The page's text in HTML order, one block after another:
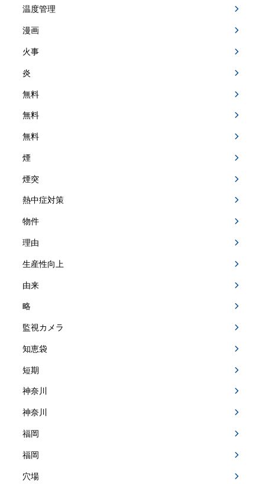
温度管理
漫画
火事
炎
無料
無料
無料
煙
煙突
熱中症対策
物件
理由
生産性向上
由来
略
監視カメラ
知恵袋
短期
神奈川
神奈川
福岡
福岡
穴場